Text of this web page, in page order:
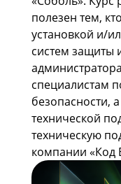
полезен тем,
установкой и/
систем защиты
специалистам
безопасности,
технической
техническую
компании «Код